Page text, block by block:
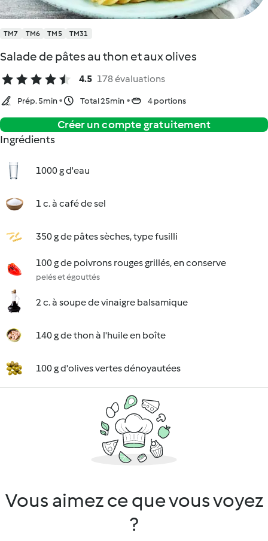
TM7 TM6 TM5 TM31
Salade de pâtes au thon et aux olives
4.5 178 évaluations
Prép. 5min Total 25min 4 portions
Créer un compte gratuitement
Ingrédients
1000 g d'eau
1 c. à café de sel
350 g de pâtes sèches, type fusilli
100 g de poivrons rouges grillés, en conserve
pelés et égouttés
2 c. à soupe de vinaigre balsamique
140 g de thon à l'huile en boîte
100 g d'olives vertes dénoyautées
Vous aimez ce que vous voyez
?